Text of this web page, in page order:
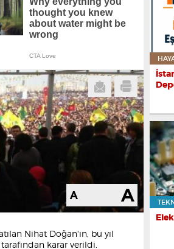
Nihat Doğan'ın, bu yıl
karar verildi.